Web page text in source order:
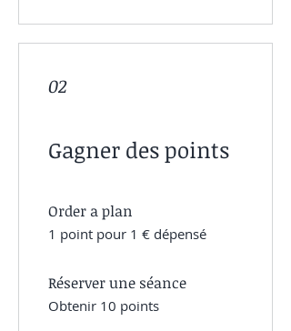
02
Gagner des points
Order a plan
1 point pour 1 € dépensé
Réserver une séance
Obtenir 10 points